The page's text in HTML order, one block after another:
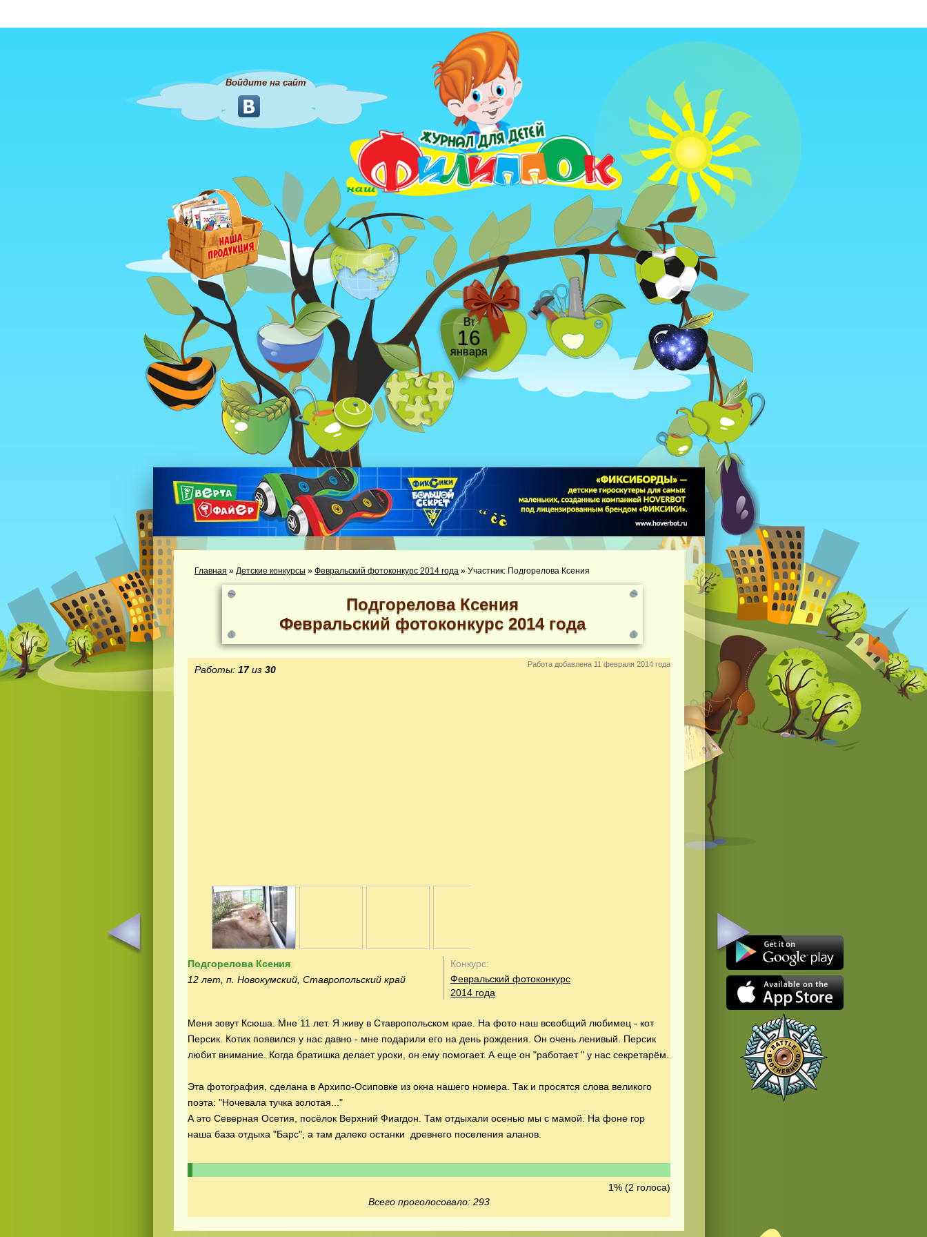
Войдите на сайт
Вт
16
января
Главная » Детские конкурсы » Февральский фотоконкурс 2014 года » Участник: Подгорелова Ксения
Подгорелова Ксения
Февральский фотоконкурс 2014 года
Работы: 17из 30 Работа добавлена 11 февраля 2014 года
Подгорелова Ксения
12 лет, п. Новокумский, Ставропольский край
Конкурс:
Февральский фотоконкурс
2014 года
Меня зовут Ксюша. Мне 11 лет. Я живу в Ставропольском крае. На фото наш всеобщий любимец - кот
Персик. Котик появился у нас давно - мне подарили его на день рождения. Он очень ленивый. Персик
любит внимание. Когда братишка делает уроки, он ему помогает. А еще он "работает " у нас секретарём.
Эта фотография, сделана в Архипо-Осиповке из окна нашего номера. Так и просятся слова великого
поэта: "Ночевала тучка золотая..."
А это Северная Осетия, посёлок Верхний Фиагдон. Там отдыхали осенью мы с мамой. На фоне гор
наша база отдыха "Барс", а там далеко останки древнего поселения аланов.
1% (2 голоса)
Всего проголосовало: 293